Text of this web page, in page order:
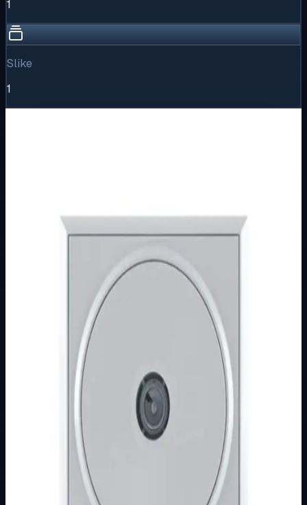
1
Slike
1
Osnovne informacije
Metalka Majur
PODŽBUKNI PROGRAM
PREMIJER +
Prezentacijski prikaz bez cijena, košarice, zaliha i
Kratak pregled
Broj artikla: 11.01.088 Ugradnja: Ugradnja u zid u montažnu
kutiju O60 mm Stupanj zaštite: IP20 Dimenzije:
80&#215;80 mm Tip priključka: vij…